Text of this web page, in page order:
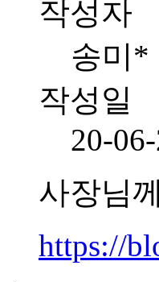
작성자
송미*
작성일
20-
사장님
https://